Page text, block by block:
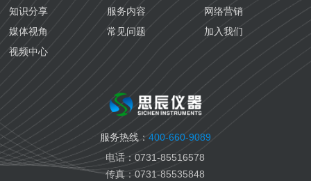
导热油检测
生物医药检测
国六汽油检测
国六柴油检测
变齿轮油检测
变压器油检测
纤膏缆膏检测
船用燃料油检测
生态环境
知识分享
媒体视角
视频中心
服务内容
常见问题
网络营销
加入我们
服务热线： 400-660-9089
电话：0731-85516578
传真：0731-85535848